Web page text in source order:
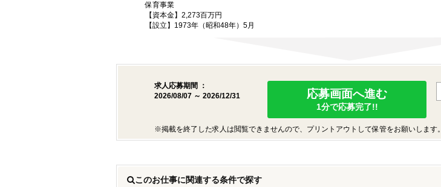
保育事業
【資本金】2,273百万円
【設立】1973年（昭和48年）5月
求人応募期間 ：
2026/08/07 ～ 2026/12/31
応募画面へ進む
1分で応募完了!!
※掲載を終了した求人は閲覧できませんので、プリントアウトして保管をお願いします。
このお仕事に関連する条件で探す